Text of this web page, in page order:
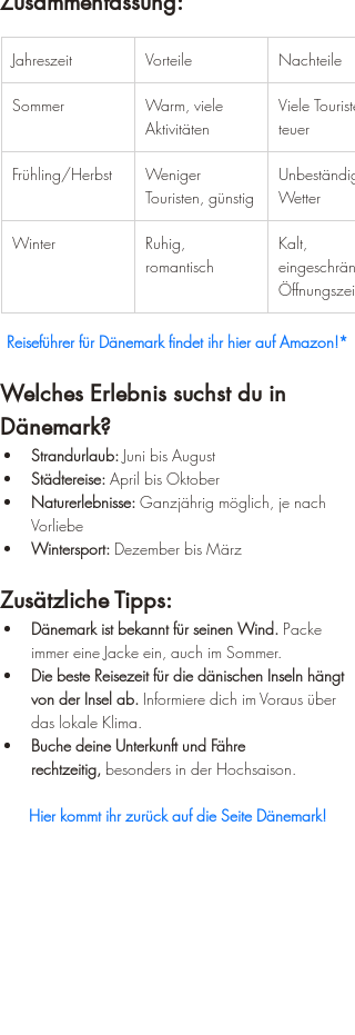
Jahreszeit Vorteile Nachteile
Sommer
Warm, viele
Aktivitäten
Viele
teuer
Frühling/Herbst
Weniger
Touristen, günstig
Wetter
Winter
Ruhig,
romantisch
Kalt,
Reiseführer für Dänemark findet ihr hier auf Amazon!*
Welches Erlebnis suchst du in
Dänemark?
Strandurlaub: Juni bis August
Städtereise: April bis Oktober
Naturerlebnisse: Ganzjährig möglich, je nach
Vorliebe
Wintersport: Dezember bis März
Zusätzliche Tipps:
Dänemark ist bekannt für seinen Wind. Packe
immer eine Jacke ein, auch im Sommer.
Die beste Reisezeit für die dänischen Inseln hängt
von der Insel ab. Informiere dich im Voraus über
das lokale Klima.
Buche deine Unterkunft und Fähre
rechtzeitig, besonders in der Hochsaison.
Hier kommt ihr zurück auf die Seite Dänemark!